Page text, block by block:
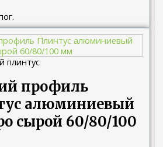
плинтус
профиль
алюминиевый
сырой 60/80/100